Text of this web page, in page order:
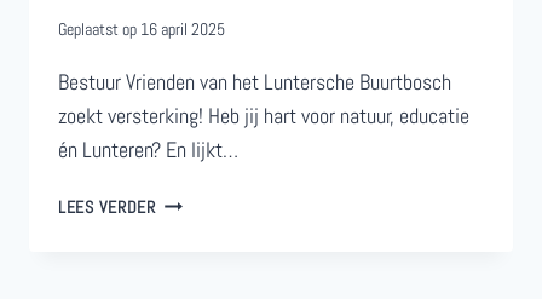
Geplaatst op 16 april 2025
Bestuur Vrienden van het Luntersche Buurtbosch
zoekt versterking! Heb jij hart voor natuur, educatie
én Lunteren? En lijkt…
LEES VERDERWORD